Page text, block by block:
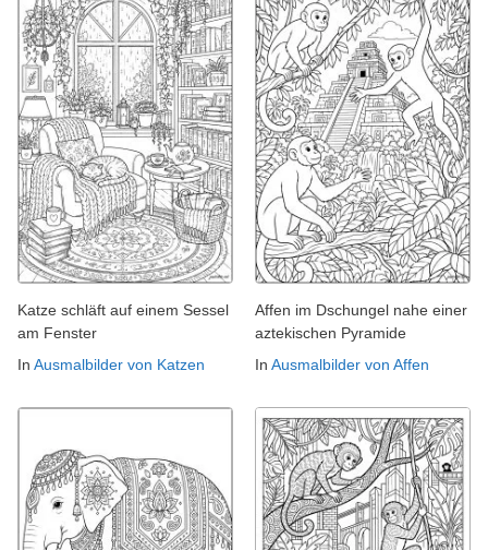
Katze schläft auf einem Sessel
am Fenster
In Ausmalbilder von Katzen
Affen im Dschungel nahe einer
aztekischen Pyramide
In Ausmalbilder von Affen